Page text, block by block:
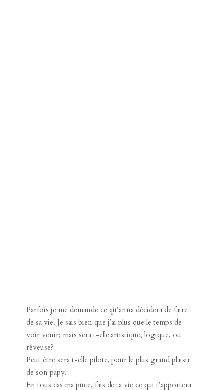
Parfois je me demande ce qu’anna décidera de faire
de sa vie. Je sais bien que j’ai plus que le temps de
voir venir; mais sera t-elle artistique, logique, ou
rêveuse?
Peut être sera t-elle pilote, pour le plus grand plaisir
de son papy.
En tous cas ma puce, fais de ta vie ce qui t’apportera